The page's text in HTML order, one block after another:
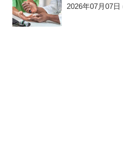
2026年07月07日